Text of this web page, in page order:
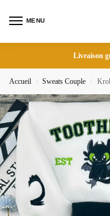
MENU
Livraison
Accueil / Sweats Couple /